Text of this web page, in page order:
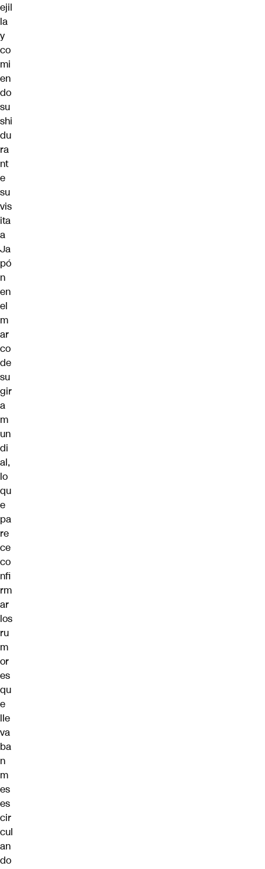
ejil
la
y
co
mi
en
do
su
shi
du
ra
nt
e
su
vis
ita
a
Ja
pó
n
en
el
m
ar
co
de
su
gir
a
m
un
di
al,
lo
qu
e
pa
re
ce
co
nfi
rm
ar
los
ru
m
or
es
qu
e
lle
va
ba
n
m
es
es
cir
cul
an
do